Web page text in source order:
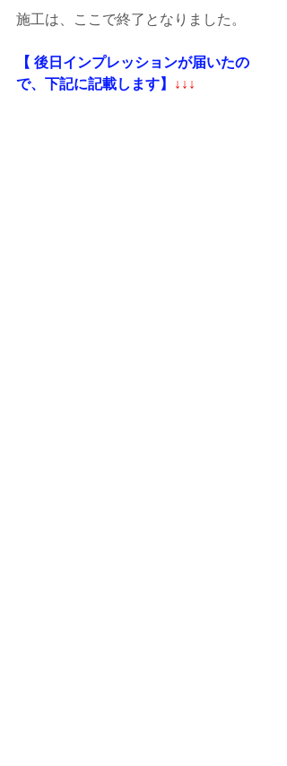
施工は、ここで終了となりました。
【 後日インプレッションが届いたの
で、下記に記載します】
↓↓↓